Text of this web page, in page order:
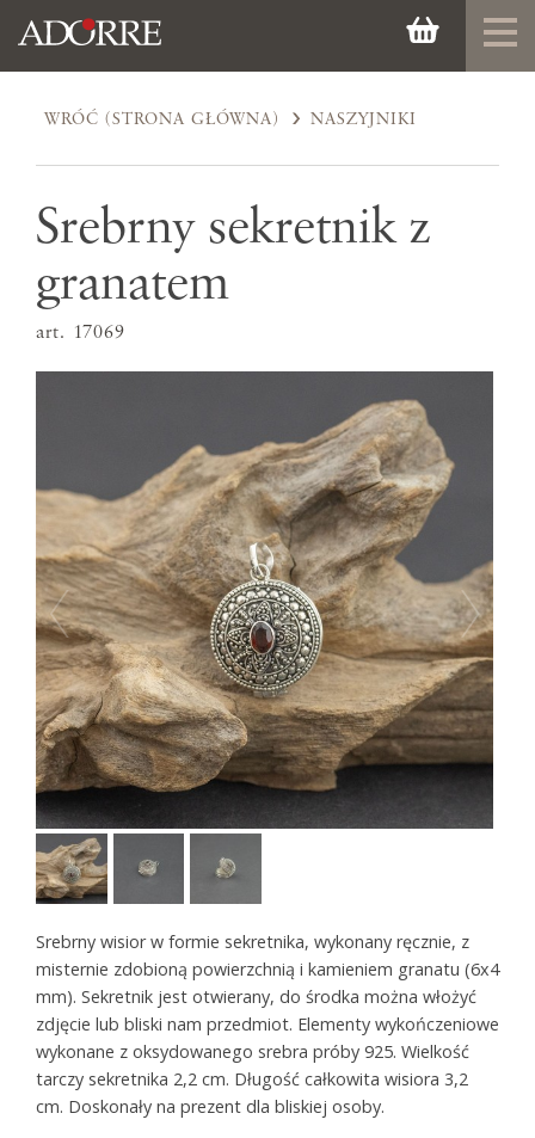
WRÓĆ (STRONA GŁÓWNA) NASZYJNIKI
Srebrny sekretnik z
granatem
art. 17069
Srebrny wisior w formie sekretnika, wykonany ręcznie, z
misternie zdobioną powierzchnią i kamieniem granatu (6x4
mm). Sekretnik jest otwierany, do środka można włożyć
zdjęcie lub bliski nam przedmiot. Elementy wykończeniowe
wykonane z oksydowanego srebra próby 925. Wielkość
tarczy sekretnika 2,2 cm. Długość całkowita wisiora 3,2
cm. Doskonały na prezent dla bliskiej osoby.